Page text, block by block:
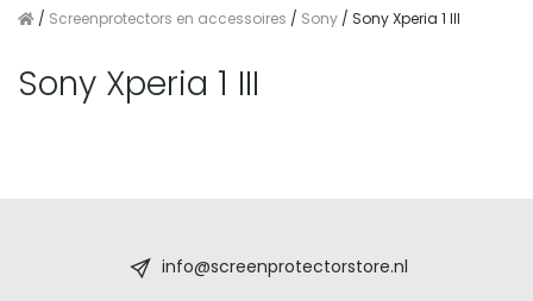
/ Screenprotectors en accessoires / Sony / Sony Xperia 1 III
Sony Xperia 1 III
info@screenprotectorstore.nl